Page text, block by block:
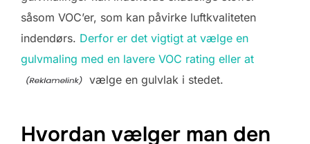
såsom VOC’er, som kan påvirke luftkvaliteten
indendørs. Derfor er det vigtigt at vælge en
gulvmaling med en lavere VOC rating eller at
vælge en gulvlak i stedet.
Hvordan vælger man den